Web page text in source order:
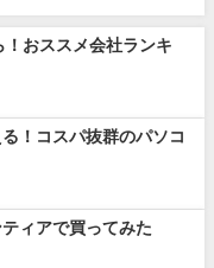
おススメ会社ランキ
！コスパ抜群のパソコ
ィアで買ってみた